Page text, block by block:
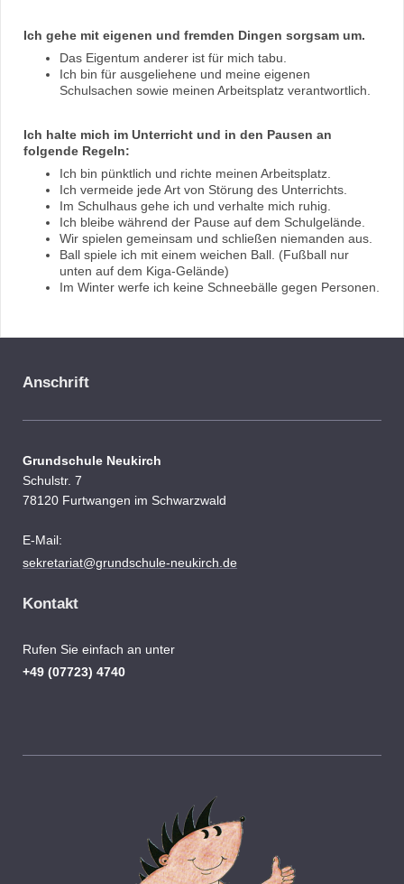
Ich gehe mit eigenen und fremden Dingen sorgsam um.
Das Eigentum anderer ist für mich tabu.
Ich bin für ausgeliehene und meine eigenen
Schulsachen sowie meinen Arbeitsplatz verantwortlich.
Ich halte mich im Unterricht und in den Pausen an
folgende Regeln:
Ich bin pünktlich und richte meinen Arbeitsplatz.
Ich vermeide jede Art von Störung des Unterrichts.
Im Schulhaus gehe ich und verhalte mich ruhig.
Ich bleibe während der Pause auf dem Schulgelände.
Wir spielen gemeinsam und schließen niemanden aus.
Ball spiele ich mit einem weichen Ball. (Fußball nur
unten auf dem Kiga-Gelände)
Im Winter werfe ich keine Schneebälle gegen Personen.
Anschrift
Grundschule Neukirch
Schulstr. 7
78120 Furtwangen im Schwarzwald
E-Mail:
sekretariat@grundschule-neukirch.de
Kontakt
Rufen Sie einfach an unter
+49 (07723) 4740